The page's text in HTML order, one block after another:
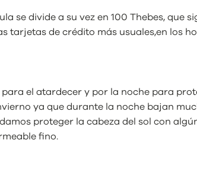
se divide a su vez en 100 Thebes, que
tarjetas de crédito más usuales,en los
el atardecer y por la noche para
ya que durante la noche bajan
proteger la cabeza del sol con
fino.